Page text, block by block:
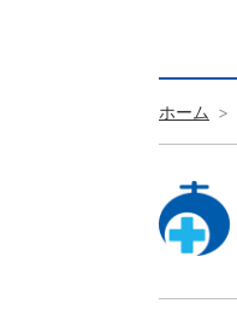
ホーム